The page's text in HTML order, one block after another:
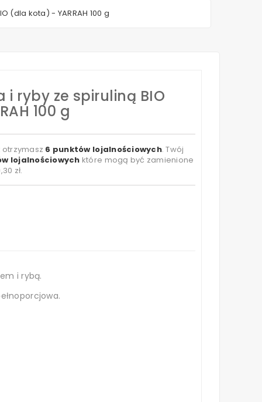
(dla kota) - YARRAH 100 g
i ryby ze spiruliną BIO
100 g
6 punktów lojalnościowych. Twój
lojalnościowych które mogą być zamienione
zł.
i rybą.